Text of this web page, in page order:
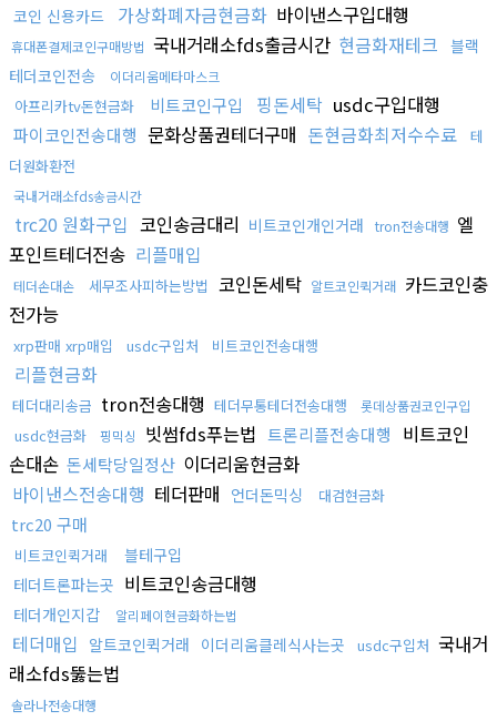
코인 신용카드 가상화폐자금현금화 바이낸스구입대행
휴대폰결제코인구매방법 국내거래소fds출금시간 현금화재테크 블랙
테더코인전송
이더리움메타마스크
아프리카tv돈현금화 비트코인구입 핑돈세탁 usdc구입대행
파이코인전송대행 문화상품권테더구매 돈현금화최저수수료
테
더원화환전
국내거래소fds송금시간
trc20 원화구입 코인송금대리 비트코인개인거래 tron전송대행 엘
포인트테더전송 리플매입
테더손대손 세무조사피하는방법 코인돈세탁 알트코인퀵거래 카드코인충
전가능
xrp판매 xrp매입 usdc구입처 비트코인전송대행
리플현금화
테더대리송금 tron전송대행 테더무통테더전송대행 롯데상품권코인구입
usdc현금화 핑믹싱 빗썸fds푸는법 트론리플전송대행
비트코인
손대손 돈세탁당일정산 이더리움현금화
바이낸스전송대행 테더판매 언더돈믹싱 대검현금화
trc20 구매
비트코인퀵거래
블테구입
테더트론파는곳 비트코인송금대행
테더개인지갑 알리페이현금화하는법
테더매입 알트코인퀵거래 이더리움클레식사는곳 usdc구입처 국내거
래소fds뚫는법
솔라나전송대행